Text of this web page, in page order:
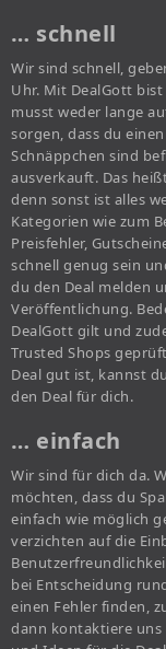
… schnell
Wir sind schnell,
Uhr. Mit DealGott
musst weder lange
sorgen, dass du
Schnäppchen sind
ausverkauft. Das
denn sonst ist alles
Kategorien wie zum
Preisfehler,
schnell genug sein
du den Deal melden
Veröffentlichung.
DealGott gilt und
Trusted Shops
Deal gut ist, kannst
den Deal für dich.
… einfach
Wir sind für dich da.
möchten, dass du
einfach wie möglich
verzichten auf die
bei Entscheidung
einen Fehler finden,
dann kontaktiere uns